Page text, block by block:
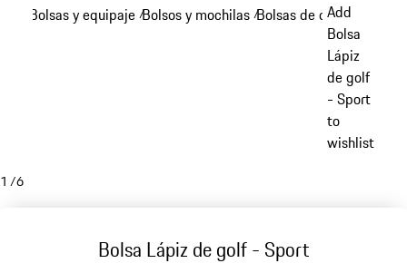
principalBolsas y equipaje /Bolsos y mochilas /Bolsas de deporte
Add
Bolsa
Lápiz
de golf
- Sport
to
wishlist
1 /6
Bolsa Lápiz de golf - Sport